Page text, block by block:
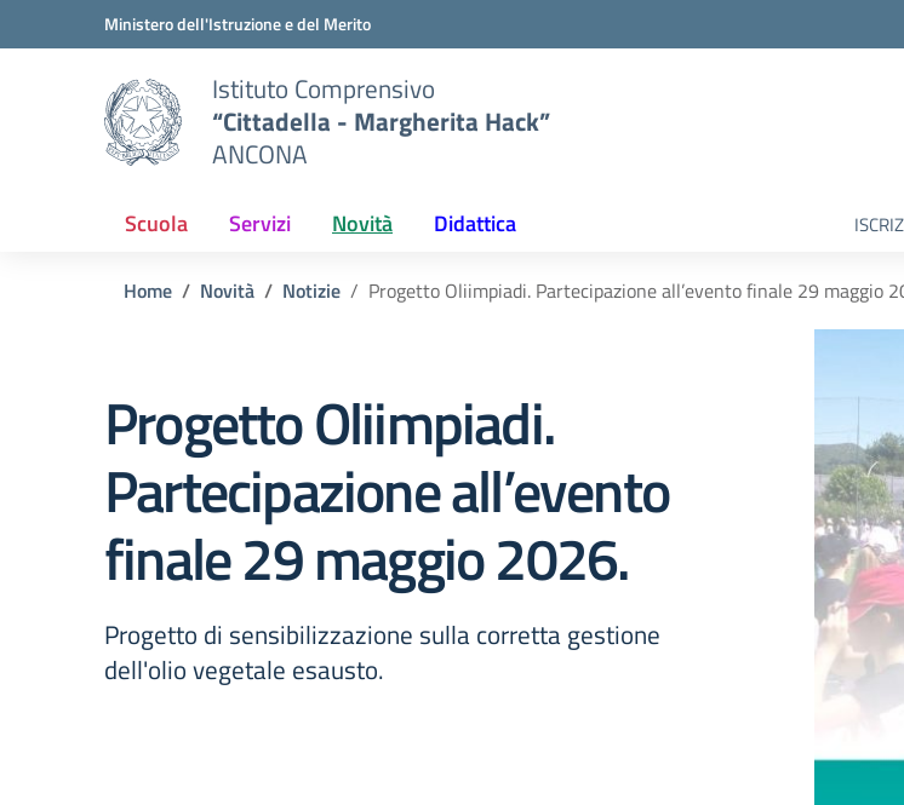
Vai ai contenuti
Vai al menu di navigazioneMinistero dell'Istruzione e del Merito
Istituto Comprensivo
“Cittadella - Margherita Hack”
ANCONA
Scuola Servizi Novità Didattica
Home Novità Notizie Progetto Oliimpiadi. Partecipazione all’evento finale 29 maggio
Progetto Oliimpiadi.
Partecipazione all’evento
finale 29 maggio 2026.
Progetto di sensibilizzazione sulla corretta gestione
dell'olio vegetale esausto.